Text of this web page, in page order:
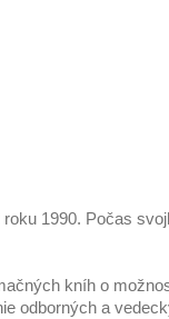
1990. Počas
kníh o
odborných a